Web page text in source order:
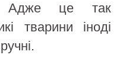
Адже це так
тварини іноді